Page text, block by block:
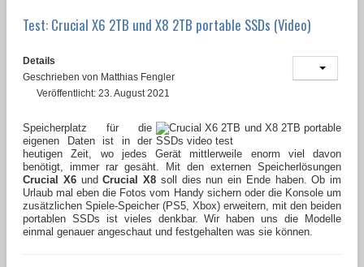
Test: Crucial X6 2TB und X8 2TB portable SSDs (Video)
Details
Geschrieben von Matthias Fengler
Veröffentlicht: 23. August 2021
Speicherplatz für die
eigenen Daten ist in der
heutigen Zeit, wo jedes Gerät mittlerweile enorm viel davon
benötigt, immer rar gesäht. Mit den externen Speicherlösungen
Crucial X6undCrucial X8 soll dies nun ein Ende haben. Ob im
Urlaub mal eben die Fotos vom Handy sichern oder die Konsole um
zusätzlichen Spiele-Speicher (PS5, Xbox) erweitern, mit den beiden
portablen SSDs ist vieles denkbar. Wir haben uns die Modelle
einmal genauer angeschaut und festgehalten was sie können.